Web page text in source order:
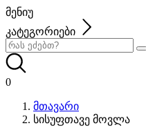
მენიუ
კატეგორიები
0
მთავარი
სისუფთავე მოვლა